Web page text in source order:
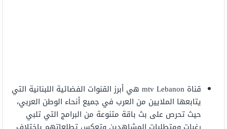
قناة mtv Lebanon هي أبرز القنوات الفضائية اللبنانية التي
يتابعها الملايين من العرب في جميع أنحاء الوطن العربي،
حيث تحرص على بث باقة متنوعة من البرامج التي تلبي